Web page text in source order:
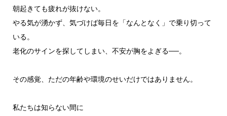
朝起きても疲れが抜けない。
やる気が湧かず、気づけば毎日を「なんとなく」で乗り切って
いる。
老化のサインを探してしまい、不安が胸をよぎる──。
その感覚、ただの年齢や環境のせいだけではありません。
私たちは知らない間に